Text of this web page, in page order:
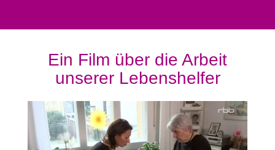
Ein Film über die Arbeit
unserer Lebenshelfer